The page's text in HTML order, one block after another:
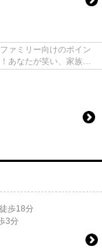
ァミリー向けのポイン
あなたが笑い、家族も
歩18分
3分